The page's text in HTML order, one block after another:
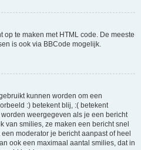
op te maken met HTML code. De meeste
is ook via BBCode mogelijk.
kunnen worden om een
:) betekent blij, :( betekent
weergegeven als je een bericht
van smilies, ze maken een bericht snel
moderator je bericht aanpast of heel
ook een maximaal aantal smilies, dat in